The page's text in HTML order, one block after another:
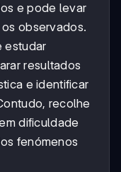
e pode levar
observados.
estudar
resultados
e identificar
recolhe
dificuldade
fenómenos